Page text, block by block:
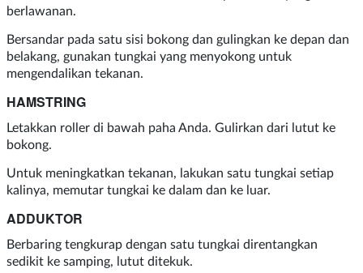
berlawanan.
Bersandar pada satu sisi bokong dan gulingkan ke depan dan
belakang, gunakan tungkai yang menyokong untuk
mengendalikan tekanan.
HAMSTRING
Letakkan roller di bawah paha Anda. Gulirkan dari lutut ke
bokong.
Untuk meningkatkan tekanan, lakukan satu tungkai setiap
kalinya, memutar tungkai ke dalam dan ke luar.
ADDUKTOR
Berbaring tengkurap dengan satu tungkai direntangkan
sedikit ke samping, lutut ditekuk.